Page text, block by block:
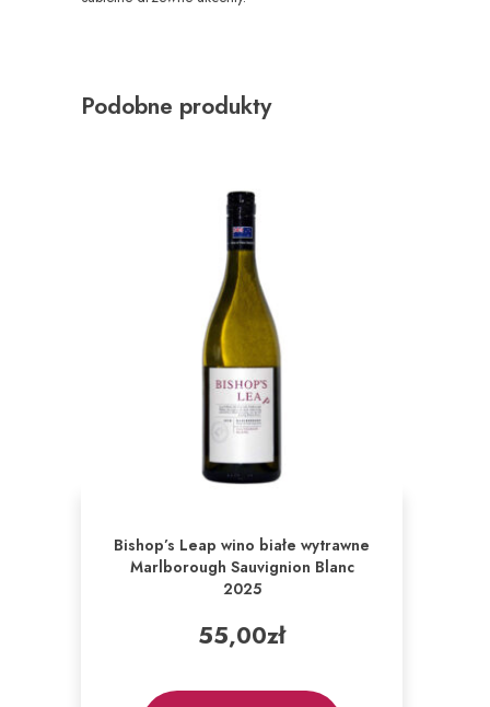
Podobne produkty
Bishop’s Leap wino białe wytrawne
Marlborough Sauvignion Blanc
2025
55,00zł